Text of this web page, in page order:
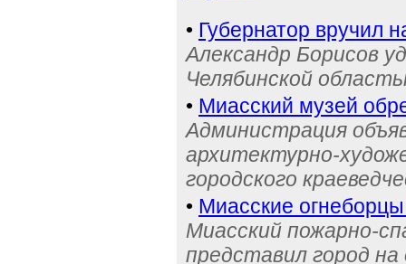
• Губернатор вручил
Александр Борисов
Челябинской
• Миасский музей
Администрация
архитектурно-
городского
• Миасские
Миасский пожарно-
представил город